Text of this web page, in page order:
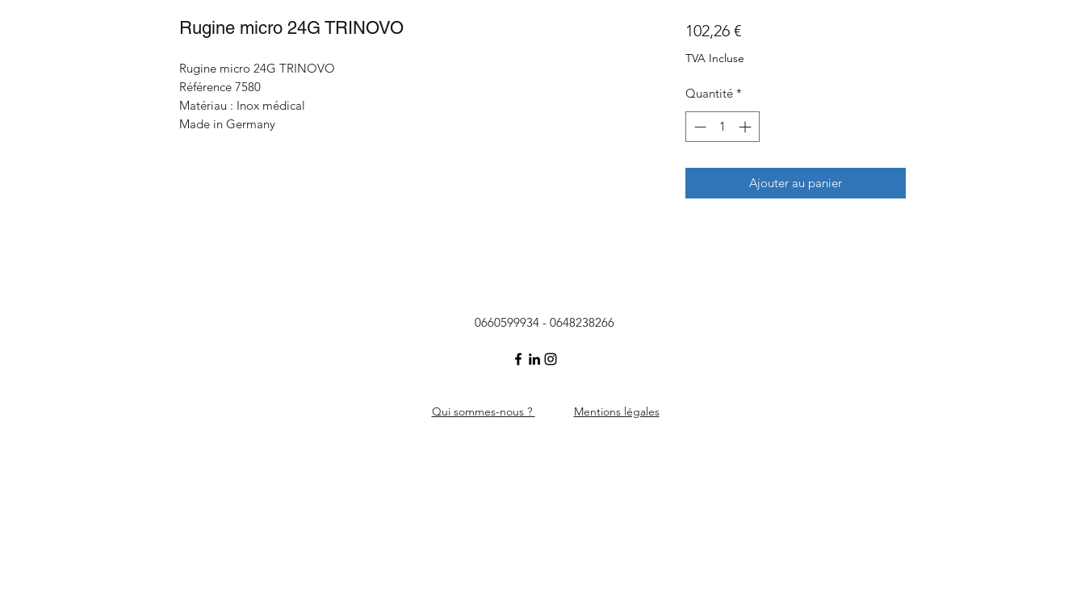
Rugine micro 24G TRINOVO
Rugine micro 24G TRINOVO
Référence 7580
Matériau : Inox médical
Made in Germany
102,26 €Prix
TVA Incluse
Quantité *
Ajouter au panier
0660599934 - 0648238266
Qui sommes-nous ? Mentions légales